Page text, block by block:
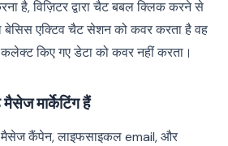
है, विज़िटर द्वारा चैट बबल क्लिक करने से
एक्टिव चैट सेशन को कवर करता है वह
कलेक्ट किए गए डेटा को कवर नहीं करता।
मार्केटिंग हैं
कैंपेन, लाइफसाइकल email, और